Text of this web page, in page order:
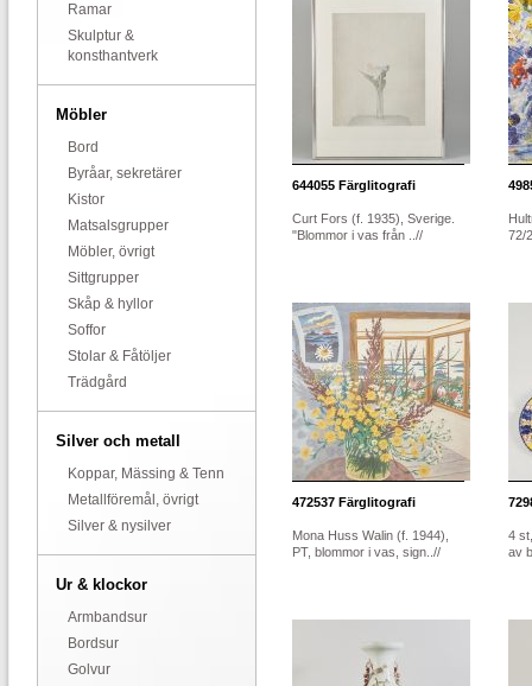
Ramar
Skulptur &
konsthantverk
Möbler
Bord
Byråar, sekretärer
Kistor
Matsalsgrupper
Möbler, övrigt
Sittgrupper
Skåp & hyllor
Soffor
Stolar & Fåtöljer
Trädgård
Silver och metall
Koppar, Mässing & Tenn
Metallföremål, övrigt
Silver & nysilver
Ur & klockor
Armbandsur
Bordsur
Golvur
644055 Färglitografi
Curt Fors (f. 1935), Sverige.
"Blommor i vas från ..//
72/
472537 Färglitografi
Mona Huss Walin (f. 1944),
PT, blommor i vas, sign..//
4
av